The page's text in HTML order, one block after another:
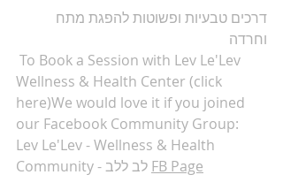
דרכים טבעיות ופשוטות להפגת מתח
וחרדה
Wellness & Health Center (click
here)We would love it if you joined
our Facebook Community Group:
Lev Le'Lev - Wellness & Health
Community - לב ללב FB Page